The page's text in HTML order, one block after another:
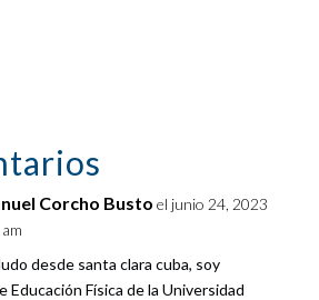
Corcho Busto el junio 24, 2023
desde santa clara cuba, soy
Educación Física de la Universidad